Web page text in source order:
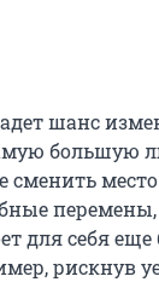
шанс
большую
сменить
для себя
рискнув